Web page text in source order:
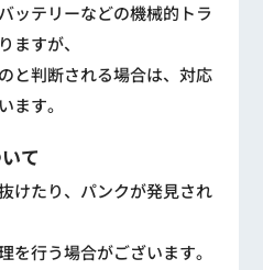
ッテリーなどの機械的トラ
ますが、
と判断される場合は、対応
ます。
て
けたり、パンクが発見され
を行う場合がございます。